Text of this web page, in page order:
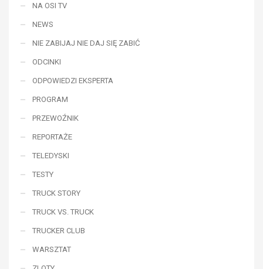
NA OSI TV
NEWS
NIE ZABIJAJ NIE DAJ SIĘ ZABIĆ
ODCINKI
ODPOWIEDZI EKSPERTA
PROGRAM
PRZEWOŹNIK
REPORTAŻE
TELEDYSKI
TESTY
TRUCK STORY
TRUCK VS. TRUCK
TRUCKER CLUB
WARSZTAT